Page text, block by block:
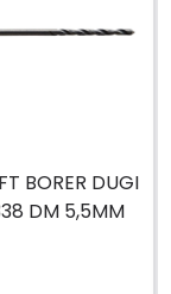
BORER DUGI
DM 5,5MM